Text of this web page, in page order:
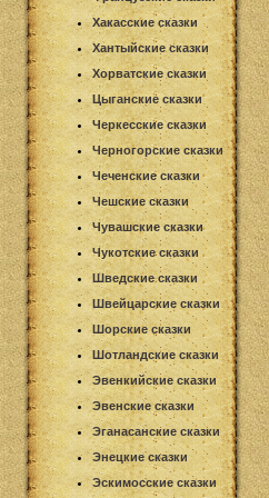
Хакасские сказки
Хантыйские сказки
Хорватские сказки
Цыганские сказки
Черкесские сказки
Черногорские сказки
Чеченские сказки
Чешские сказки
Чувашские сказки
Чукотские сказки
Шведские сказки
Швейцарские сказки
Шорские сказки
Шотландские сказки
Эвенкийские сказки
Эвенские сказки
Эганасанские сказки
Энецкие сказки
Эскимосские сказки